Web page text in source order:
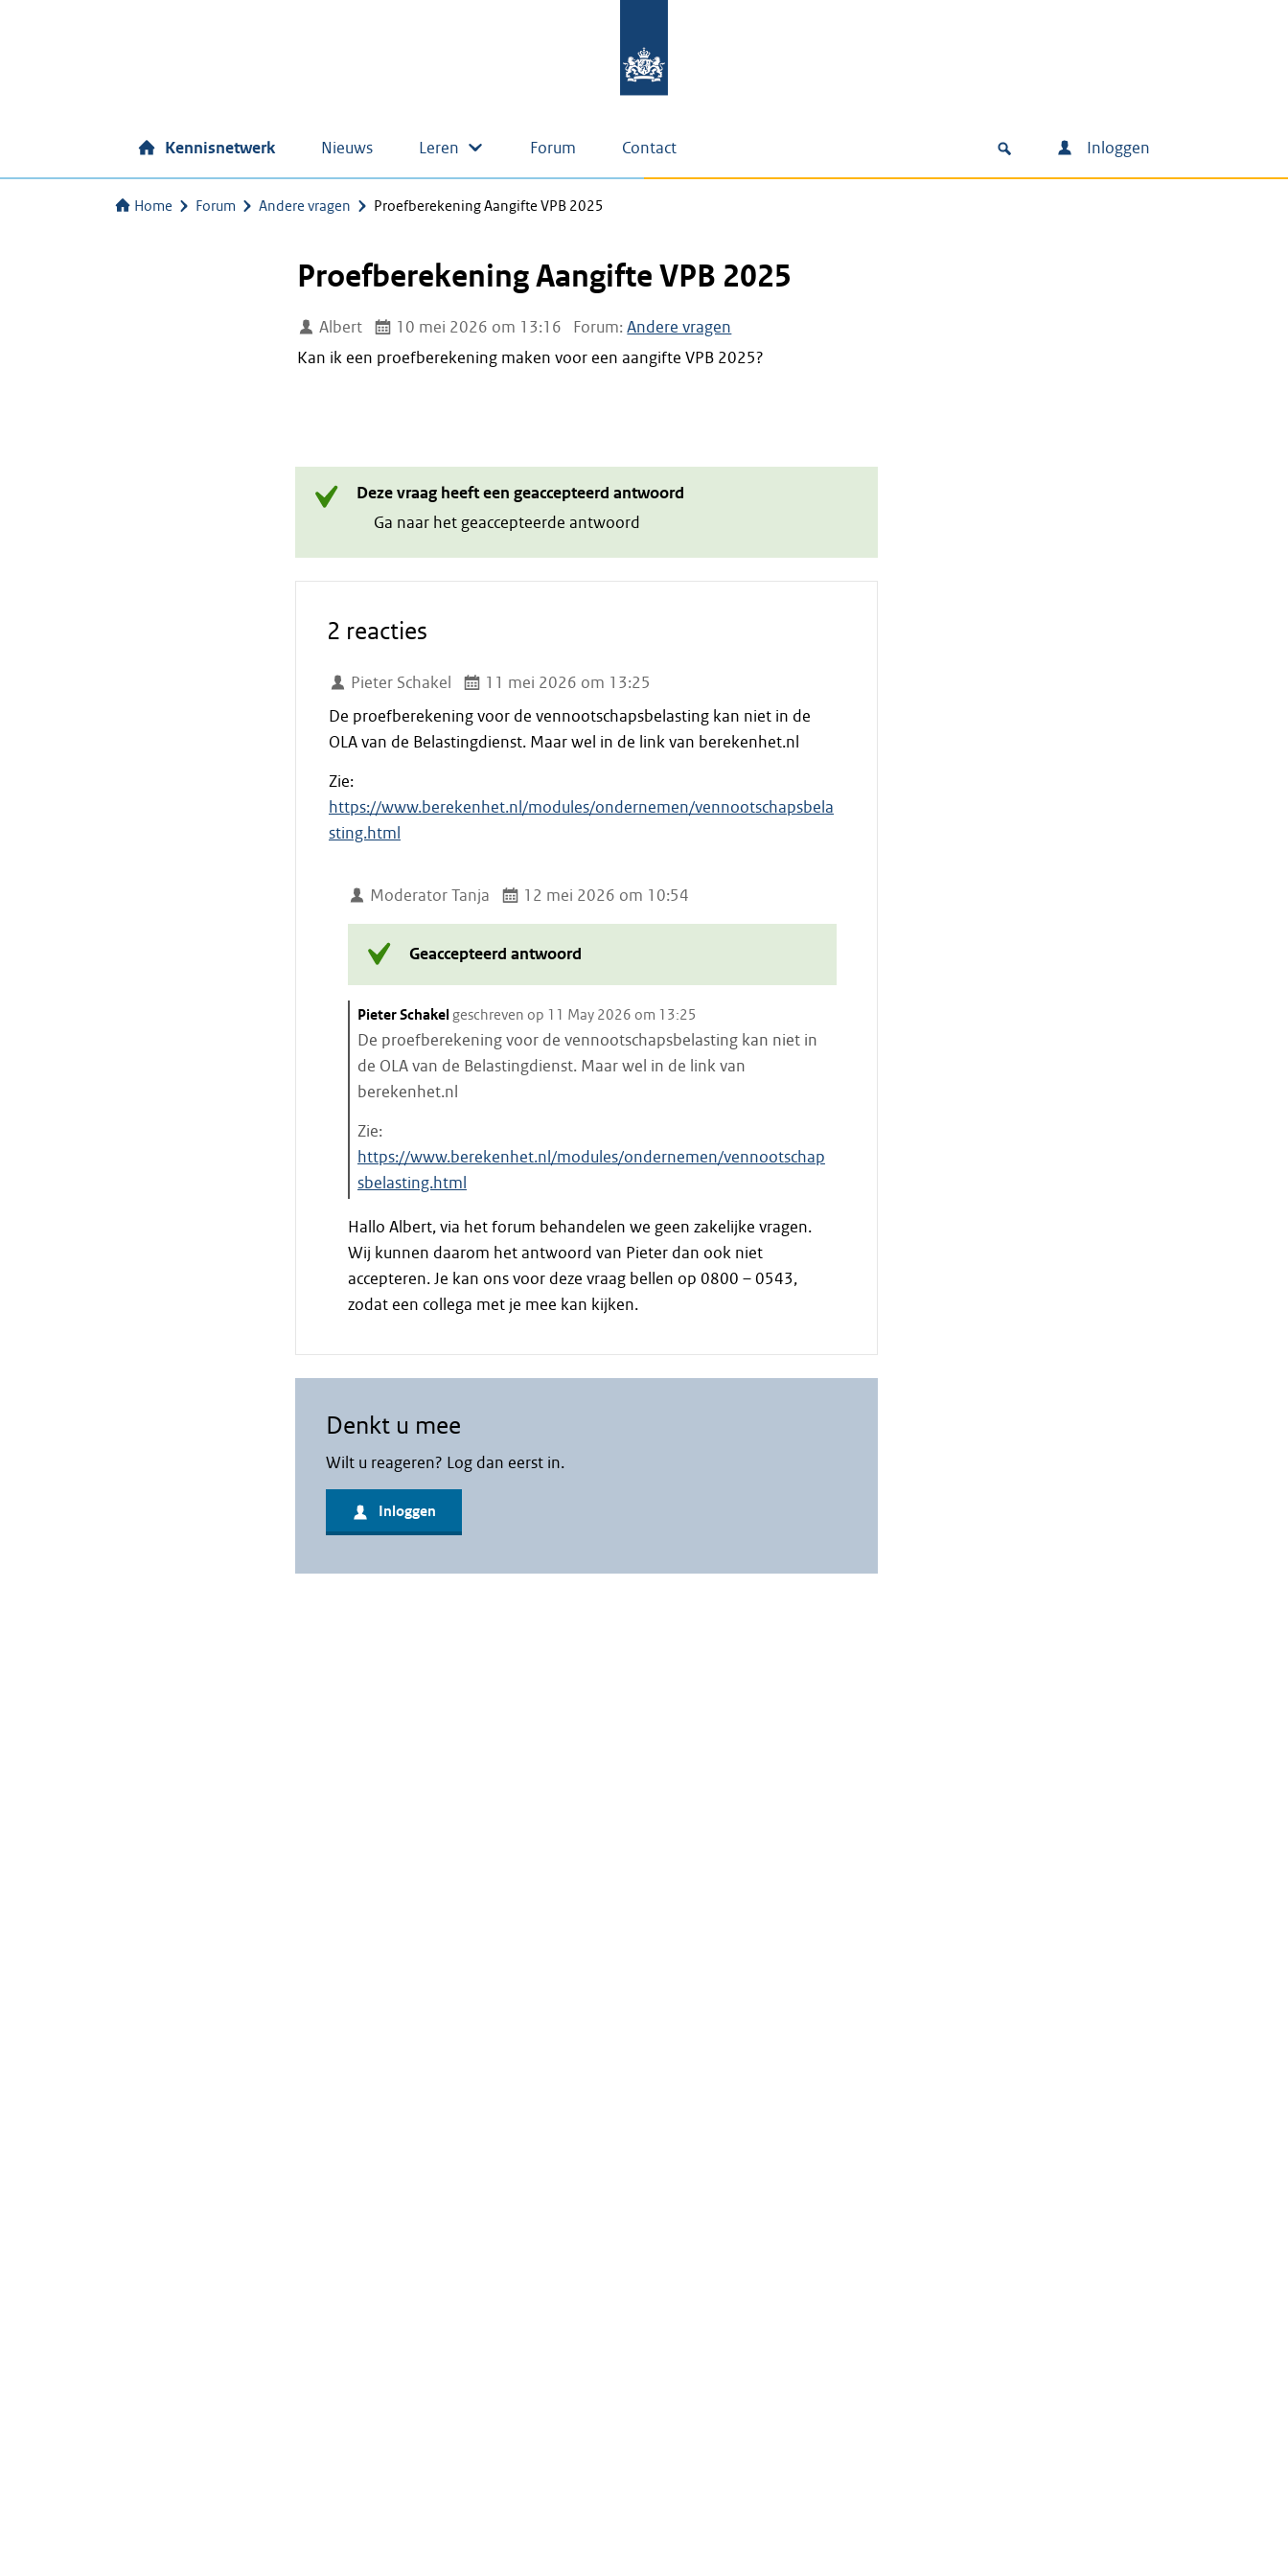
Kennisnetwerk Nieuws Leren Forum Contact Inloggen
Home Forum Andere vragen Proefberekening Aangifte VPB 2025
Proefberekening Aangifte VPB 2025
Albert 10 mei 2026 om 13:16 Forum:Andere vragen
Kan ik een proefberekening maken voor een aangifte VPB 2025?
Deze vraag heeft een geaccepteerd antwoord
Ga naar het geaccepteerde antwoord
2 reacties
Pieter Schakel
11 mei 2026 om 13:25
De proefberekening voor de vennootschapsbelasting kan niet in de
OLA van de Belastingdienst. Maar wel in de link van berekenhet.nl
Zie:
https://www.berekenhet.nl/modules/ondernemen/vennootschapsbela
sting.html
Moderator Tanja 12 mei 2026 om 10:54
Geaccepteerd antwoord
Citaat
starten
Pieter Schakel geschreven op 11 May 2026 om 13:25
De proefberekening voor de vennootschapsbelasting kan niet in
de OLA van de Belastingdienst. Maar wel in de link van
berekenhet.nl
Zie:
https://www.berekenhet.nl/modules/ondernemen/vennootschap
sbelasting.html
citaat
Hallo Albert, via het forum behandelen we geen zakelijke vragen.
Wij kunnen daarom het antwoord van Pieter dan ook niet
accepteren. Je kan ons voor deze vraag bellen op 0800 – 0543,
zodat een collega met je mee kan kijken.
Denkt u mee
Wilt u reageren? Log dan eerst in.
Inloggen